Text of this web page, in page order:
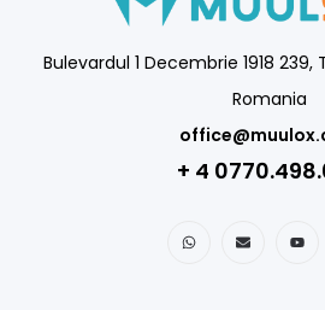
Bulevardul 1 Decembrie 1918
Romania
+ 4